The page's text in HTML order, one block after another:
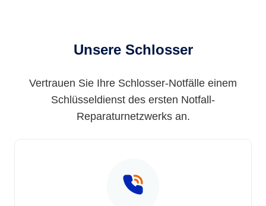
Unsere Schlosser
Vertrauen Sie Ihre Schlosser-Notfälle einem
Schlüsseldienst des ersten Notfall-
Reparaturnetzwerks an.